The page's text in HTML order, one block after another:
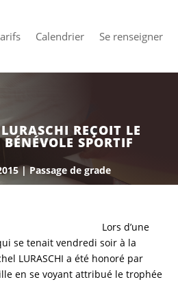
Calendrier Se renseigner
REÇOIT LE
SPORTIF
|Passage de grade
Lors d’une
se tenait vendredi soir à la
LURASCHI a été honoré par
en se voyant attribué le trophée